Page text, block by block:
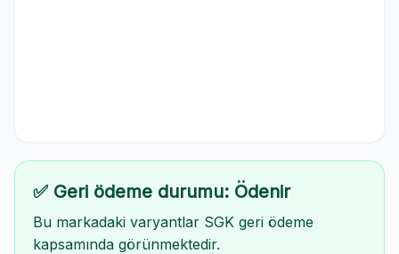
✅ Geri ödeme durumu: Ödenir
Bu markadaki varyantlar SGK geri ödeme
kapsamında görünmektedir.